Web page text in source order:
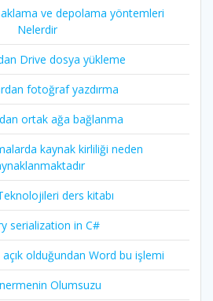
ve depolama yöntemleri
Nelerdir
Drive dosya yükleme
fotoğraf yazdırma
ortak ağa bağlanma
kaynak kirliliği neden
ders kitabı
serialization in C#
olduğundan Word bu işlemi
Olumsuzu